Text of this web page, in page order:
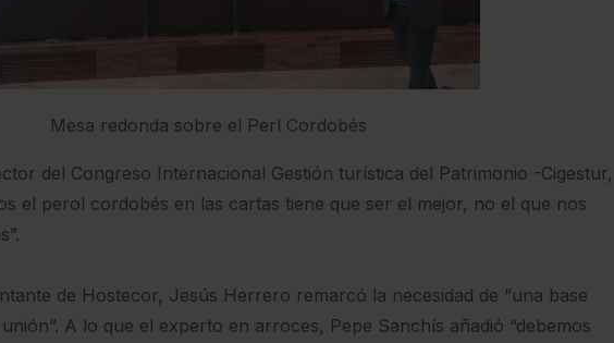
Mesa redonda sobre el Perl Cordobés
del Congreso Internacional Gestión turística del Patrimonio -Cigestur,
el perol cordobés en las cartas tiene que ser el mejor, no el que nos
de Hostecor, Jesús Herrero remarcó la necesidad de “una base
A lo que el experto en arroces, Pepe Sanchís añadió “debemos